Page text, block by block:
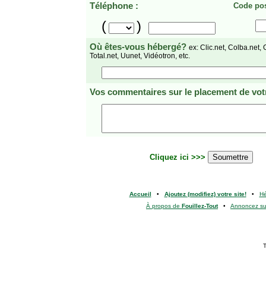
Téléphone : Code
( )
Où êtes-vous hébergé? ex: Clic.net, Colba.net,
Total.net, Uunet, Vidéotron, etc.
Vos commentaires sur le placement de
Cliquez ici >>>
Accueil • Ajoutez (modifiez) votre site!•
À propos de Fouillez-Tout• Annoncez